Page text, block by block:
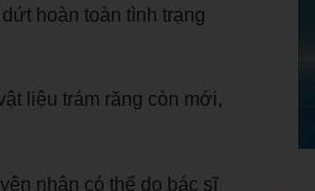
hoàn toàn tình trạng
liệu trám răng còn mới,
nhân có thể do bác sĩ